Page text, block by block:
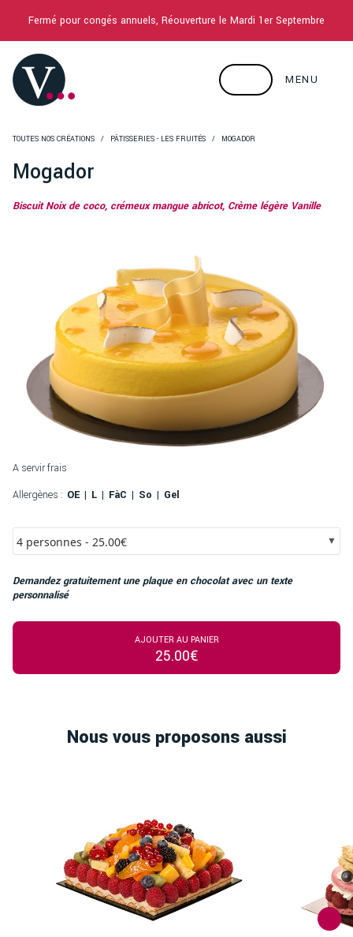
Fermé pour congés annuels, Réouverture le Mardi 1er Septembre
TOUTES NOS CRÉATIONS PÂTISSERIES - LES FRUITÉS MOGADOR
MENU
4 personnes - 25.00€
Demandez gratuitement une plaque en chocolat avec un texte
personnalisé
AJOUTER AU PANIER
25.00€
Mogador
Biscuit Noix de coco, crémeux mangue abricot, Crème légère Vanille
A servir frais
Allergènes : OE L FàC So Gel
Nous vous proposons aussi